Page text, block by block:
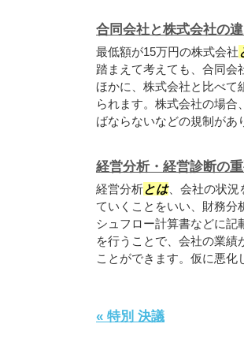
合同会社と株式会社の
最低額が15万円の株式会社
踏まえて考えても、合同会
ほかに、株式会社と比べて
られます。株式会社の場
ばならないなどの規制があ
経営分析・経営診断の
経営分析とは、会社の状況
ていくことをいい、財務分
シュフロー計算書などに記
を行うことで、会社の業績
ことができます。仮に悪化
« 特別 決議